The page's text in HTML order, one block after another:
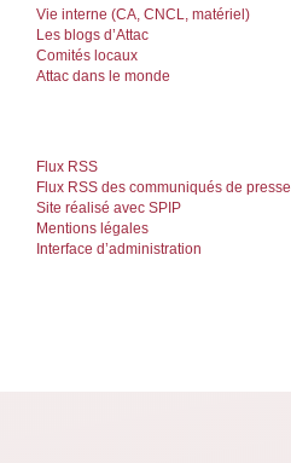
Vie interne (CA, CNCL, matériel)
Les blogs d’Attac
Comités locaux
Attac dans le monde
Flux RSS
Flux RSS des communiqués de presse
Site réalisé avec SPIP
Mentions légales
Interface d’administration